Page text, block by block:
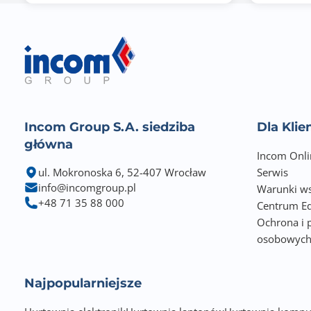
Rozmiar tablicy MAC
Przepustowość (Gb/s)
Incom Group S.A. siedziba
główna
ul. Mokronoska 6, 52-407 Wrocław
info@incomgroup.pl
+48 71 35 88 000
Dla
Incom
Serwis
Warunki
Centrum
Ochrona i
osobowych
Najpopularniejsze